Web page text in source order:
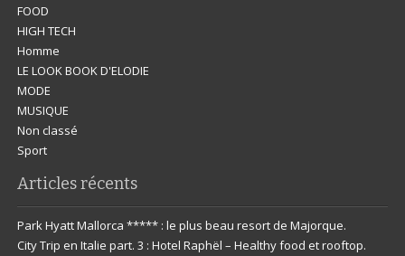
FOOD
HIGH TECH
Homme
LE LOOK BOOK D'ELODIE
MODE
MUSIQUE
Non classé
Sport
Articles récents
Park Hyatt Mallorca ***** : le plus beau resort de Majorque.
City Trip en Italie part. 3 : Hotel Raphël – Healthy food et rooftop.